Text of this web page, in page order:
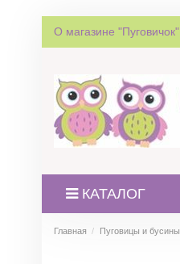
О магазине "Пуговичок"
КАТАЛОГ
Главная Пуговицы и бусины